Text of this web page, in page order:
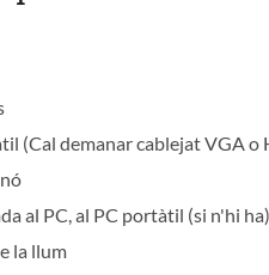
(Cal demanar cablejat VGA o
al PC, al PC portàtil (si n'hi ha).
la llum